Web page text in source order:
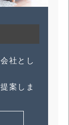
社とし
案しま